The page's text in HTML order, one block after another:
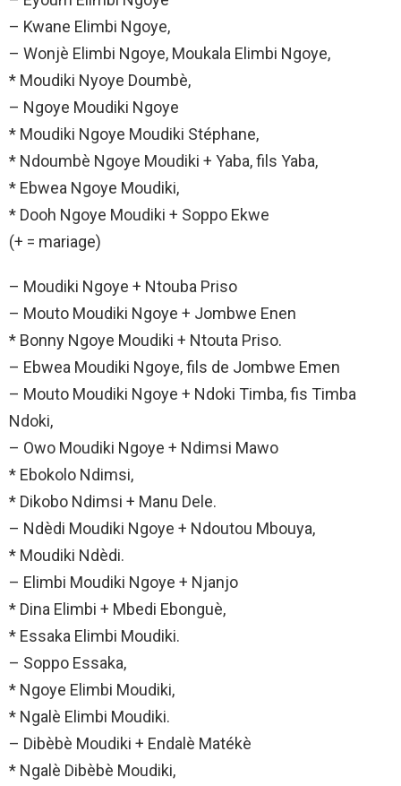
– Kwane Elimbi Ngoye,
– Wonjè Elimbi Ngoye, Moukala Elimbi Ngoye,
* Moudiki Nyoye Doumbè,
– Ngoye Moudiki Ngoye
* Moudiki Ngoye Moudiki Stéphane,
* Ndoumbè Ngoye Moudiki + Yaba, fils Yaba,
* Ebwea Ngoye Moudiki,
* Dooh Ngoye Moudiki + Soppo Ekwe
(+ = mariage)
– Moudiki Ngoye + Ntouba Priso
– Mouto Moudiki Ngoye + Jombwe Enen
* Bonny Ngoye Moudiki + Ntouta Priso.
– Ebwea Moudiki Ngoye, fils de Jombwe Emen
– Mouto Moudiki Ngoye + Ndoki Timba, fis Timba
Ndoki,
– Owo Moudiki Ngoye + Ndimsi Mawo
* Ebokolo Ndimsi,
* Dikobo Ndimsi + Manu Dele.
– Ndèdi Moudiki Ngoye + Ndoutou Mbouya,
* Moudiki Ndèdi.
– Elimbi Moudiki Ngoye + Njanjo
* Dina Elimbi + Mbedi Ebonguè,
* Essaka Elimbi Moudiki.
– Soppo Essaka,
* Ngoye Elimbi Moudiki,
* Ngalè Elimbi Moudiki.
– Dibèbè Moudiki + Endalè Matékè
* Ngalè Dibèbè Moudiki,